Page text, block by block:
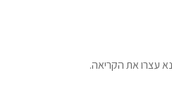
עצרו את הקריאה.